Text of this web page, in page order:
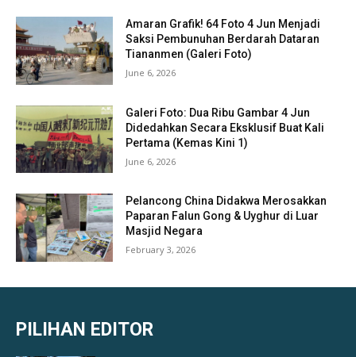
Amaran Grafik! 64 Foto 4 Jun Menjadi
Saksi Pembunuhan Berdarah Dataran
Tiananmen (Galeri Foto)
June 6, 2026
Galeri Foto: Dua Ribu Gambar 4 Jun
Didedahkan Secara Eksklusif Buat Kali
Pertama (Kemas Kini 1)
June 6, 2026
Pelancong China Didakwa Merosakkan
Paparan Falun Gong & Uyghur di Luar
Masjid Negara
February 3, 2026
PILIHAN EDITOR